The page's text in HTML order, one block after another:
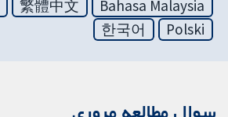
Bahasa Malaysia
繁體中文
Polski
한국어